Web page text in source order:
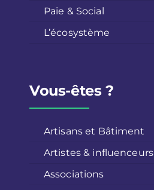
Paie & Social
L’écosystème
Vous-êtes ?
Artisans et Bâtiment
Artistes & influenceurs
Associations